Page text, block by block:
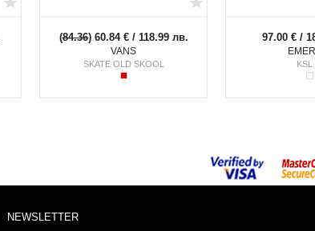
(84.36) 60.84 € / 118.99 лв.
VANS
SKATE OLD SKOOL
97.00 € /
KSL
NEWSLETTER